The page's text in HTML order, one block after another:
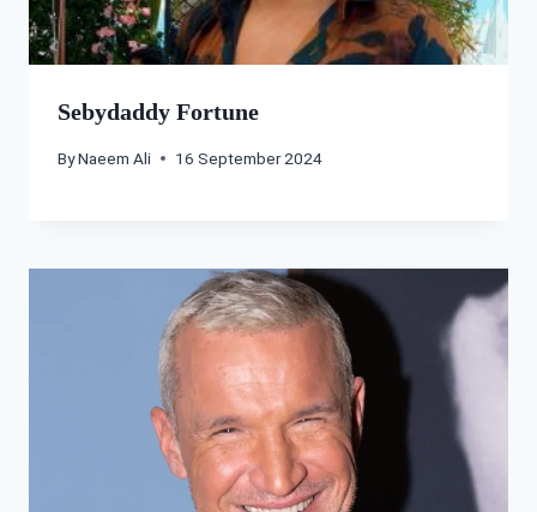
Sebydaddy Fortune
ByNaeem Ali 16 September 2024